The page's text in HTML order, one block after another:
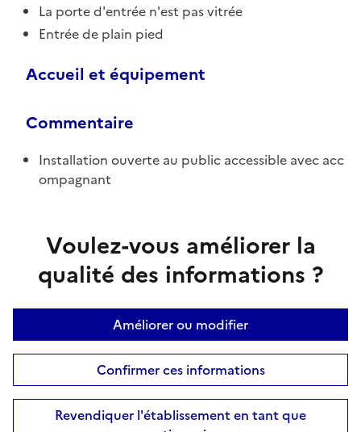
La porte d'entrée n'est pas vitrée
Entrée de plain pied
Accueil et équipement
Commentaire
Installation ouverte au public accessible avec acc
ompagnant
Voulez-vous améliorer la
qualité des informations ?
Améliorer ou modifier
Confirmer ces informations
Revendiquer l'établissement en tant que